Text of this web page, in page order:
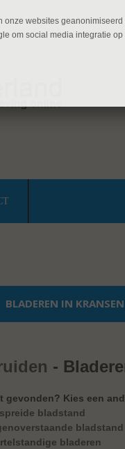
BLADEREN IN KRANSEN
-
gevonden? Kies een
bladstand
bladstand
bladeren
websites
om social media integratie